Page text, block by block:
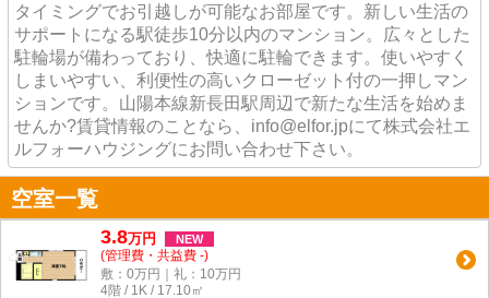
タイミングでお引越しが可能なお部屋です。新しい生活の
サポートになる駅徒歩10分以内のマンション。広々とした
駐輪場が備わっており、快適に駐輪できます。使いやすく
しまいやすい、利便性の高いクローゼット付の一押しマン
ションです。山陽本線新長田駅周辺で新たな生活を始めま
せんか?賃貸情報のことなら、info@elfor.jpにて株式会社エ
ルフォーハウジングにお問い合わせ下さい。
空室一覧
3.8万円 NEW
(管理費・共益費 -)
敷：0万円｜礼：10万円
4階 / 1K / 17.10㎡